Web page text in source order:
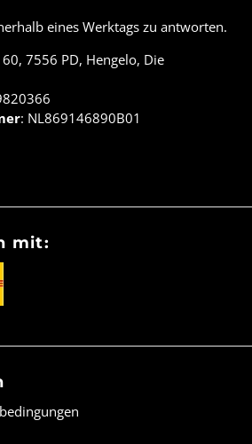
eines Werktags zu antworten.
7556 PD, Hengelo, Die
: NL869146890B01
mit: